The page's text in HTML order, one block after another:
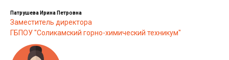
Патрушева Ирина Петровна
Заместитель директора
ГБПОУ "Соликамский горно-химический техникум"